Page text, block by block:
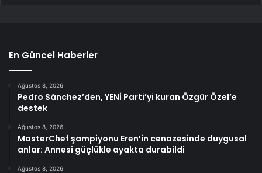
En Güncel Haberler
Ağustos 8, 2026
Pedro Sánchez’den, YENİ Parti’yi kuran Özgür Özel’e
destek
Ağustos 8, 2026
MasterChef şampiyonu Eren’in cenazesinde duygusal
anlar: Annesi güçlükle ayakta durabildi
Ağustos 8, 2026